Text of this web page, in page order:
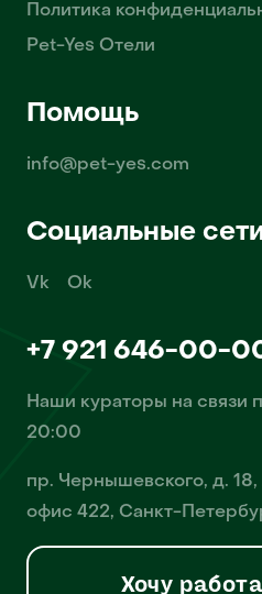
Политика
Pet-Yes Отели
Помощь
info@pet-yes.com
Социальные
Vk Ok
+7 921 646-00-
Наши кураторы на связи
20:00
пр. Чернышевского, д.
офис 422, Санкт-
Хочу